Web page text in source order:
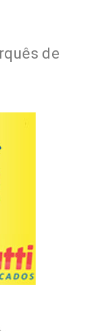
de